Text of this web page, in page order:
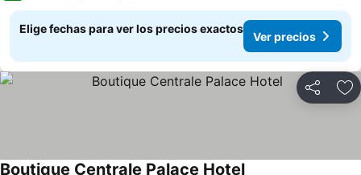
Elige fechas para ver los precios exactos
Ver precios
Compartir
Boutique Centrale Palace Hotel